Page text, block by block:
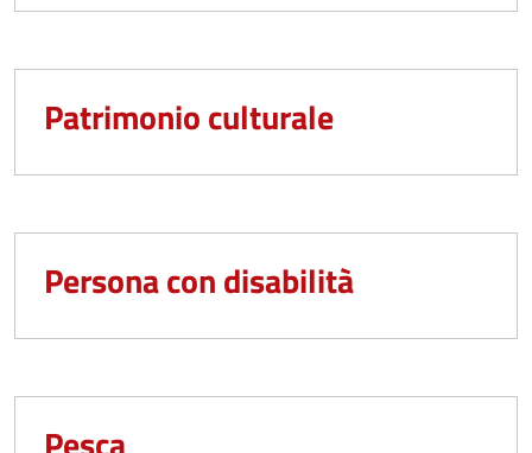
Patrimonio culturale
Persona con disabilità